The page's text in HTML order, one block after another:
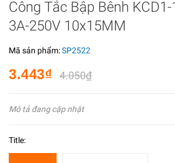
Công Tắc Bập Bênh
3A-250V 10x15MM
Mã sản phẩm:SP2522
3.443₫ 4.050₫
Mô tả đang cập nhật
Title: